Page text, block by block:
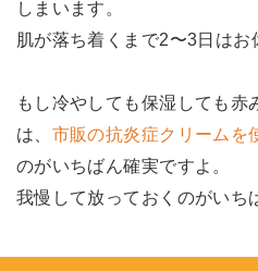
しまいます。
肌が落ち着くまで2〜3日はお
もし冷やしても保湿しても赤
は、 市販の抗炎症クリームを
のがいちばん確実ですよ。
我慢して放っておくのがいち